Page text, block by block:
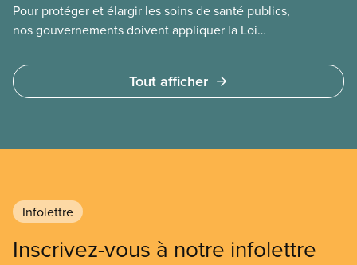
Pour protéger et élargir les soins de santé publics,
nos gouvernements doivent appliquer la Loi
à des services privés à but lucratif. L’accès aux
soins doit dépendre des besoins médicaux, pas de
Tout afficher
Infolettre
Inscrivez-vous à notre infolettre